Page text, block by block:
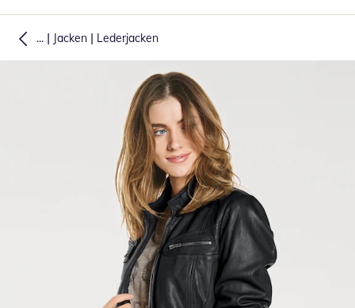
... | Jacken | Lederjacken